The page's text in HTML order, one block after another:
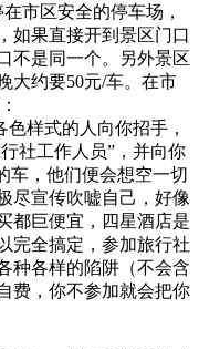
市区安全的停车场，
如果直接开到景区门口
不是同一个。另外景区
大约要50元/车。在市
样式的人向你招手，
社工作人员”，并向你
车，他们便会想空一切
尽宣传吹嘘自己，好像
都巨便宜，四星酒店是
完全搞定，参加旅行社
种各样的陷阱（不会含
费，你不参加就会把你